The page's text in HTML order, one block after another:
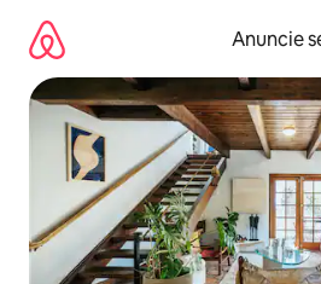
para
conteúdo
Anuncie